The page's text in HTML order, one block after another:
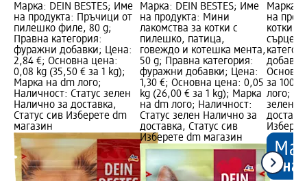
Марка: DEIN BESTES; Име
на продукта: Пръчици от
пилешко филе, 80 g;
Правна категория:
фуражни добавки; Цена:
2,84 €; Основна цена:
0,08 kg (35,50 € за 1 kg);
Марка на dm лого;
Наличност: Статус зелен
Налично за доставка,
Статус сив Изберете dm
магазин
Марка: DEIN BESTES; Име
на продукта: Мини
лакомства за котки с
пилешко, патица,
говеждо и котешка мента,
50 g; Правна категория:
фуражни добавки; Цена:
1,30 €; Основна цена: 0,05
kg (26,00 € за 1 kg); Марка
на dm лого; Наличност:
Статус зелен Налично за
доставка, Статус сив
Изберете dm магазин
Марка:
на
котки с
за 100
лого;
зелен